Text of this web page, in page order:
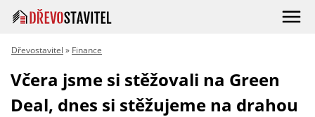
Dřevostavitel » Finance
Včera jsme si stěžovali na Green
Deal, dnes si stěžujeme na drahou